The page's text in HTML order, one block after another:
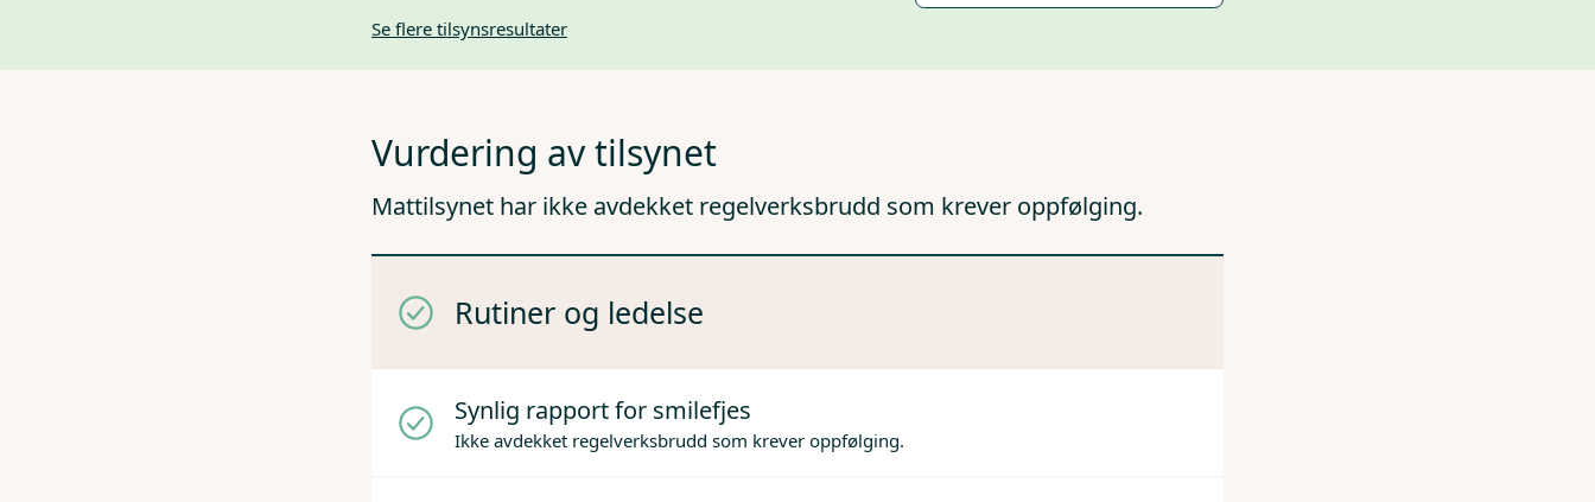
Se flere tilsynsresultater
Vurdering av tilsynet
Mattilsynet har ikke avdekket regelverksbrudd som krever oppfølging.
Rutiner og ledelse
Synlig rapport for smilefjes
Ikke avdekket regelverksbrudd som krever oppfølging.